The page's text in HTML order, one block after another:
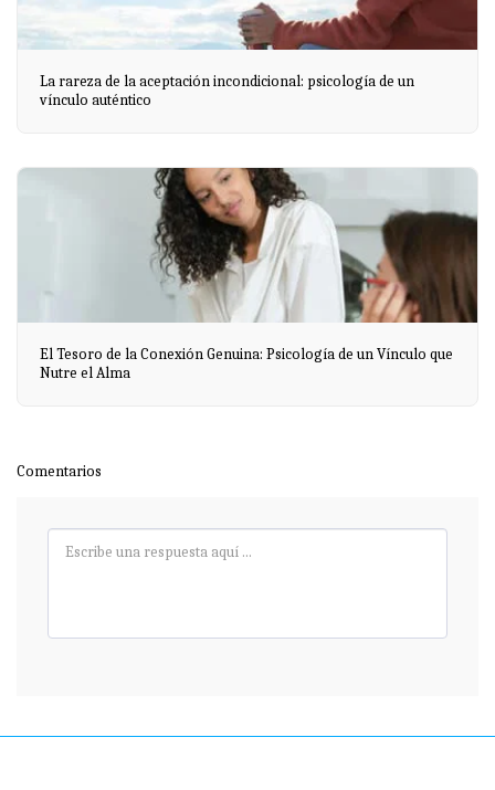
La rareza de la aceptación incondicional: psicología de un
vínculo auténtico
El Tesoro de la Conexión Genuina: Psicología de un Vínculo que
Nutre el Alma
Comentarios